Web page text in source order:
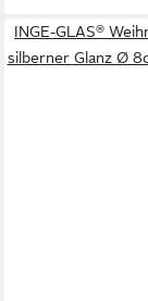
INGE-GLAS®
silberner Glanz Ø